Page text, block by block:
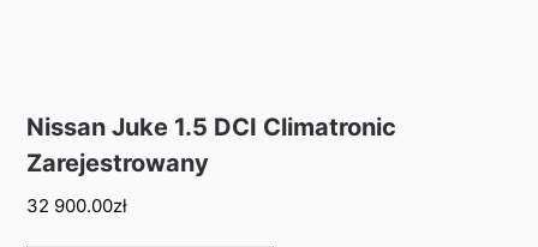
Nissan Juke 1.5 DCI Climatronic
Zarejestrowany
32 900.00zł